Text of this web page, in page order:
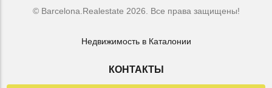
© Barcelona.Realestate 2026. Все права защищены!
Недвижимость в Каталонии
КОНТАКТЫ